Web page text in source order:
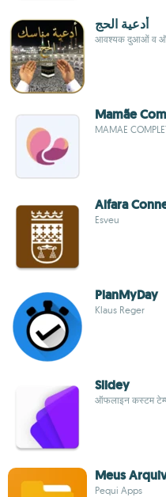
أدعية الحج
आवश्यक दुआओं व
Mamãe
MAMAE
Alfara
Esveu
PlanMyDay
Klaus Reger
Slidey
ऑफलाइन कस्टम
Meus
Pequi Apps